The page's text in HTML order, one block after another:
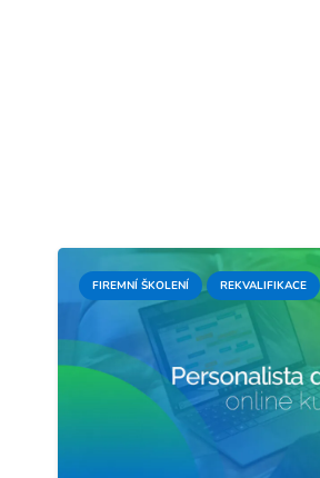
FIREMNÍ ŠKOLENÍ REKVALIFIKACE